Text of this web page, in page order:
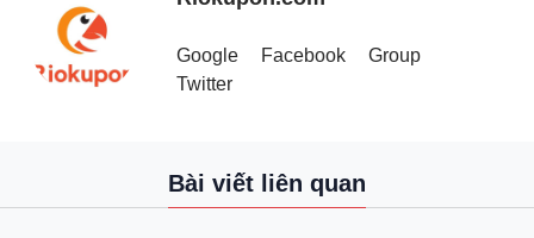
Google Facebook
Group
Twitter
Bài viết liên quan